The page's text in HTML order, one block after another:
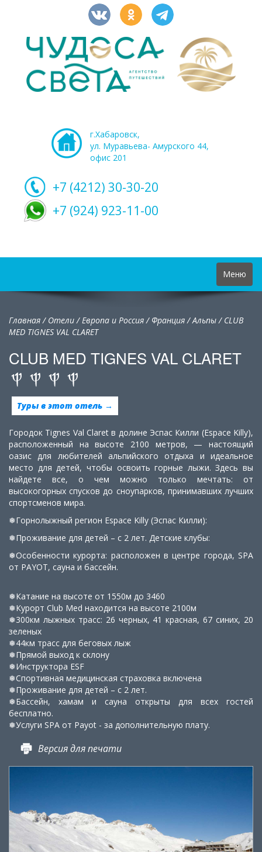
г.Хабаровск,
ул. Муравьева- Амурского 44,
офис 201
+7 (4212) 30-30-20
+7 (924) 923-11-00
Toggle
navigation
Меню
Главная/ Отели/Европа и Россия/ Франция/Альпы / CLUB
MED TIGNES VAL CLARET
CLUB MED TIGNES VAL CLARET
Туры в этот отель →
Городок Tignes Val Claret в долине Эспас Килли (Espace Killy),
расположенный на высоте 2100 метров, — настоящий
оазис для любителей альпийского отдыха и идеальное
место для детей, чтобы освоить горные лыжи. Здесь вы
найдете все, о чем можно только мечтать: от
высокогорных спусков до сноупарков, принимавших лучших
спортсменов мира.
❅Горнолыжный регион Espace Killy (Эспас Килли):
❅Проживание для детей – с 2 лет. Детские клубы:
❅Особенности курорта: расположен в центре города, SPA
от PAYOT, сауна и бассейн.
❅Катание на высоте от 1550м до 3460
❅Курорт Club Med находится на высоте 2100м
❅300км лыжных трасс: 26 черных, 41 красная, 67 синих, 20
зеленых
❅44км трасс для беговых лыж
❅Прямой выход к склону
❅Инструктора ESF
❅Спортивная медицинская страховка включена
❅Проживание для детей – с 2 лет.
❅Бассейн, хамам и сауна открыты для всех гостей
бесплатно.
❅Услуги SPA от Payot - за дополнительную плату.
Версия для печати